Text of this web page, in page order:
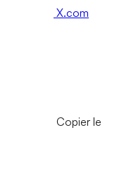
X.com
Copier le